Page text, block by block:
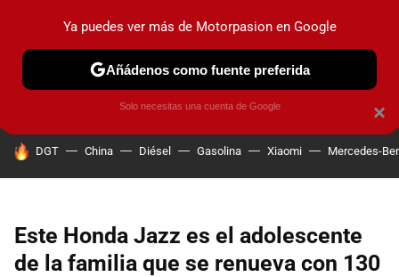
PRUEBAS COCHES ELÉCTRICOS OBSERVATORIO
HOY SE HABLA DE
DGT China Diésel Gasolina Xiaomi Mercedes-
Este Honda Jazz es el adolescente
de la familia que se renueva con 130
×
Ya puedes ver más de Motorpasion en Google
Añádenos como fuente preferida
Solo necesitas una cuenta de Google